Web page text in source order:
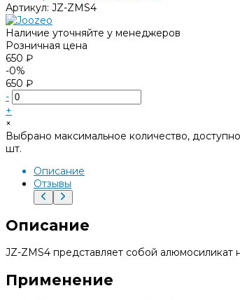
Артикул: JZ-ZMS4
Наличие уточняйте у менеджеров
Розничная цена
650 ₽
-0%
650 ₽
-
+
×
Выбрано максимальное количество,
шт.
Описание
Отзывы
Описание
JZ-ZMS4 представляет собой
Применение